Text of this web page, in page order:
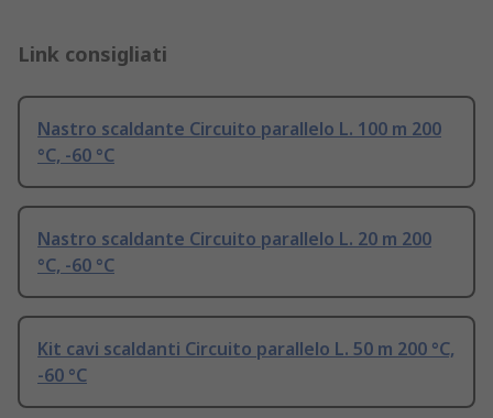
Link consigliati
Nastro scaldante Circuito parallelo L. 100 m 200
°C, -60 °C
Nastro scaldante Circuito parallelo L. 20 m 200
°C, -60 °C
Kit cavi scaldanti Circuito parallelo L. 50 m 200 °C,
-60 °C